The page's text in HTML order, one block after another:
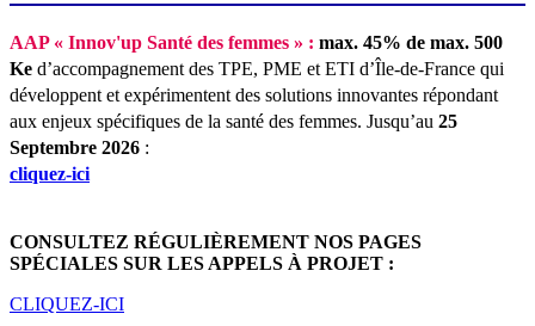
AAP « Innov'up Santé des femmes » : max. 45% de max. 500
Ke d’accompagnement des TPE, PME et ETI d’Île-de-France qui
développent et expérimentent des solutions innovantes répondant
aux enjeux spécifiques de la santé des femmes. Jusqu’au 25
Septembre 2026 :
cliquez-ici
CONSULTEZ RÉGULIÈREMENT NOS PAGES
SPÉCIALES SUR LES APPELS À PROJET :
CLIQUEZ-ICI